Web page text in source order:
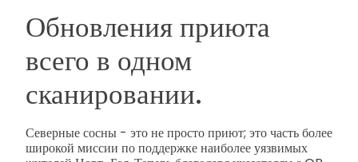
Обновления приюта
всего в одном
сканировании.
Северные сосны - это не просто приют; это часть более
широкой миссии по поддержке наиболее уязвимых